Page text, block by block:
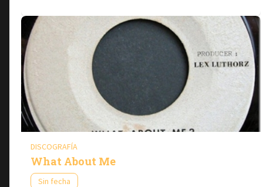
DISCOGRAFÍA
What About Me
Sin fecha